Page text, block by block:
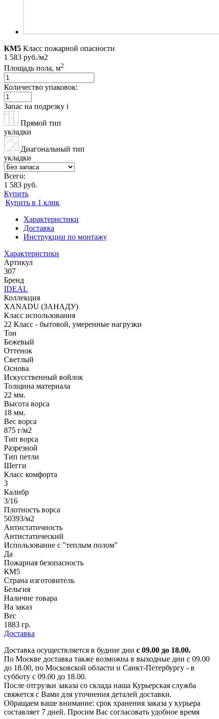
КМ5 Класс пожарной опасности
1 583 руб./м2
Площадь пола, м2
Количество упаковок:
Запас на подрезку i
Прямой тип
укладки
Диагональный тип
укладки
Всего:
1 583 руб.
Купить
Купить в 1 клик
Характеристики
Доставка
Инструкции по монтажу
Характеристики
Артикул
307
Бренд
IDEAL
Коллекция
XANADU (ЗАНАДУ)
Класс использования
22 Класс - бытовой, умеренные нагрузки
Тон
Бежевый
Оттенок
Светлый
Основа
Искусственный войлок
Толщина материала
22 мм.
Высота ворса
18 мм.
Вес ворса
875 г/м2
Тип ворса
Разрезной
Тип петли
Шегги
Класс комфорта
3
Калибр
3/16
Плотность ворса
50393/м2
Антистатичность
Антистатический
Использование с "теплым полом"
Да
Пожарная безопасность
КМ5
Страна изготовитель
Бельгия
Наличие товара
На заказ
Вес
1883 гр.
Доставка
Доставка осуществляется в будние дни с 09.00 до 18.00.
По Москве доставка также возможна в выходные дни с 09.00
до 18.00, по Московской области и Санкт-Петербургу - в
субботу с 09.00 до 18.00.
После отгрузки заказа со склада наша Курьерская служба
свяжется с Вами для уточнения деталей доставки.
Обращаем ваше внимание: срок хранения заказа у курьера
составляет 7 дней. Просим Вас согласовать удобное время